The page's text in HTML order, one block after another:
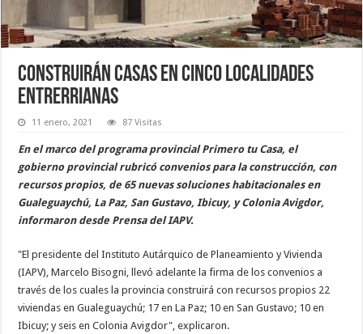
Construirán casas en cinco localidades
entrerrianas
11 enero, 2021 87 Visitas
En el marco del programa provincial Primero tu Casa, el
gobierno provincial rubricó convenios para la construcción, con
recursos propios, de 65 nuevas soluciones habitacionales en
Gualeguaychú, La Paz, San Gustavo, Ibicuy, y Colonia Avigdor,
informaron desde Prensa del IAPV.
"El presidente del Instituto Autárquico de Planeamiento y Vivienda
(IAPV), Marcelo Bisogni, llevó adelante la firma de los convenios a
través de los cuales la provincia construirá con recursos propios 22
viviendas en Gualeguaychú; 17 en La Paz; 10 en San Gustavo; 10 en
Ibicuy; y seis en Colonia Avigdor", explicaron.